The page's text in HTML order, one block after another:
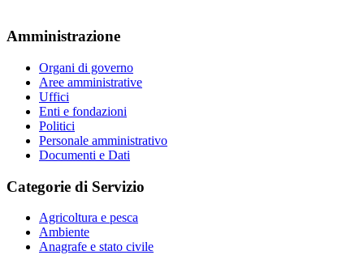
Amministrazione
Organi di governo
Aree amministrative
Uffici
Enti e fondazioni
Politici
Personale amministrativo
Documenti e Dati
Categorie di Servizio
Agricoltura e pesca
Ambiente
Anagrafe e stato civile